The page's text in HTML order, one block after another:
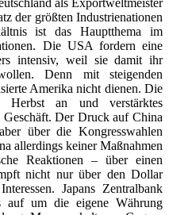
der größten Industrienationen
ist das Hauptthema im
Die USA fordern eine
intensiv, weil sie damit ihr
Denn mit steigenden
Amerika nicht dienen. Die
Herbst an und verstärktes
Geschäft. Der Druck auf China
über die Kongresswahlen
allerdings keiner Maßnahmen
Reaktionen – über einen
nicht nur über den Dollar
Japans Zentralbank
auf um die eigene Währung